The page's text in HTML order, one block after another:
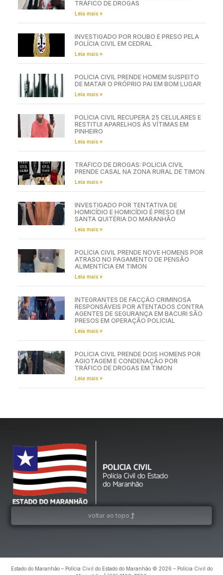
TRÁFICO DE DROGAS
Leia mais »
INVESTIGADO POR ROUBO É PRESO PELA
POLÍCIA CIVIL EM CEDRAL
Leia mais »
POLÍCIA CIVIL PRENDE HOMEM SUSPEITO
DE MATAR O PRÓPRIO PAI EM BOM LUGAR
Leia mais »
POLÍCIA CIVIL RECUPERA 25 CELULARES E
RESTITUI APARELHOS ÀS VÍTIMAS EM
PINHEIRO
Leia mais »
TRÁFICO DE DROGAS: POLÍCIA CIVIL
PRENDE CASAL NA ZONA RURAL DE TIMON
Leia mais »
INVESTIGADO POR TENTATIVA DE
HOMICÍDIO E HOMICÍDIO É PRESO EM
SANTA QUITÉRIA DO MARANHÃO
Leia mais »
POLÍCIA CIVIL PRENDE NOVE HOMENS POR
ATRASO NO PAGAMENTO DE PENSÃO
ALIMENTÍCIA EM TIMON
Leia mais »
INTEGRANTES DE FACÇÃO CRIMINOSA
RESPONSÁVEIS POR ATENTADOS CONTRA
AGENTES DE SEGURANÇA EM BACURI SÃO
PRESOS EM OPERAÇÃO POLICIAL
Leia mais »
POLÍCIA CIVIL PRENDE DOIS HOMENS POR
AGIOTAGEM E CONDENAÇÃO POR
TRÁFICO DE DROGAS EM TIMON
Leia mais »
voltar ao topo
Estado do Maranhão – Polícia Civil do Estado do Maranhão © 2026 – Polícia Civil do